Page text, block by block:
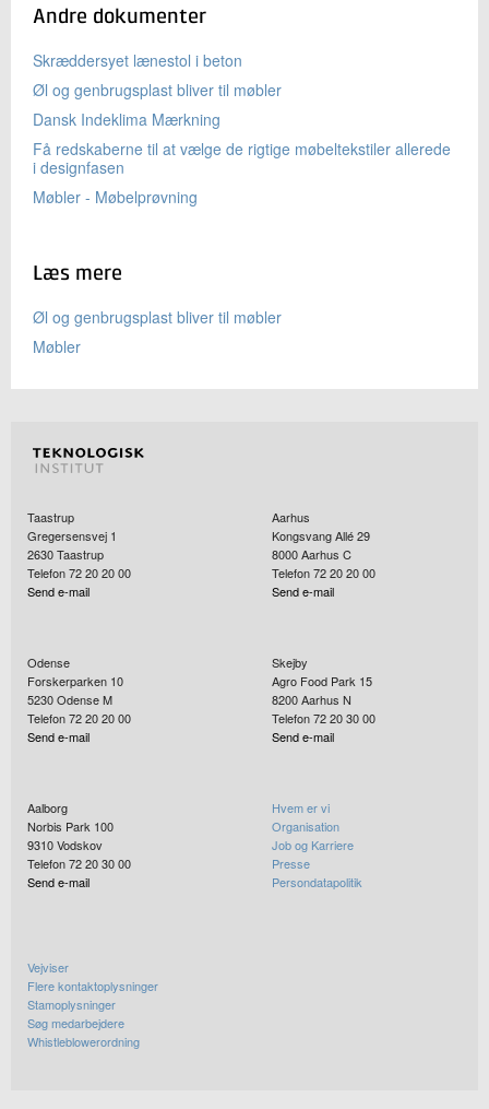
Andre dokumenter
Skræddersyet lænestol i beton
Øl og genbrugsplast bliver til møbler
Dansk Indeklima Mærkning
Få redskaberne til at vælge de rigtige møbeltekstiler allerede
i designfasen
Møbler - Møbelprøvning
Læs mere
Øl og genbrugsplast bliver til møbler
Møbler
Taastrup
Gregersensvej 1
2630Taastrup
Telefon 72 20 20 00
Send e-mail
Aarhus
Kongsvang Allé 29
8000Aarhus C
Telefon 72 20 20 00
Send e-mail
Odense
Forskerparken 10
5230Odense M
Telefon 72 20 20 00
Send e-mail
Skejby
Agro Food Park 15
8200Aarhus N
Telefon 72 20 30 00
Send e-mail
Aalborg
Norbis Park 100
9310Vodskov
Telefon 72 20 30 00
Send e-mail
Hvem er vi
Organisation
Job og Karriere
Presse
Persondatapolitik
Vejviser
Flere kontaktoplysninger
Stamoplysninger
Søg medarbejdere
Whistleblowerordning